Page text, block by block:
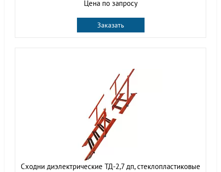
Цена по запросу
Заказать
Сходни диэлектрические ТД-2,7 дп, стеклопластиковые